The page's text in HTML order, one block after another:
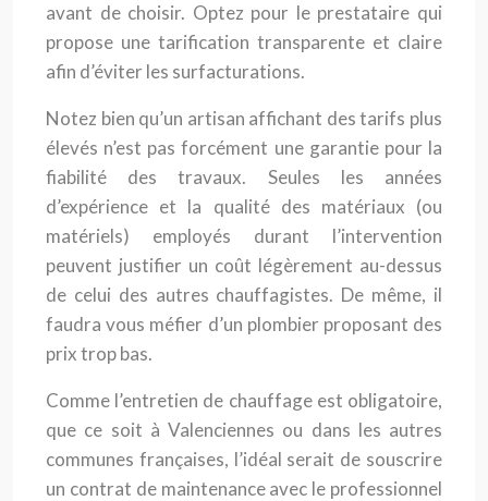
avant de choisir. Optez pour le prestataire qui
propose une tarification transparente et claire
afin d’éviter les surfacturations.
Notez bien qu’un artisan affichant des tarifs plus
élevés n’est pas forcément une garantie pour la
fiabilité des travaux. Seules les années
d’expérience et la qualité des matériaux (ou
matériels) employés durant l’intervention
peuvent justifier un coût légèrement au-dessus
de celui des autres chauffagistes. De même, il
faudra vous méfier d’un plombier proposant des
prix trop bas.
Comme l’entretien de chauffage est obligatoire,
que ce soit à Valenciennes ou dans les autres
communes françaises, l’idéal serait de souscrire
un contrat de maintenance avec le professionnel